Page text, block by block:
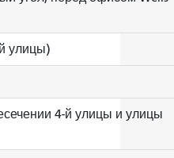
улицы)
4-й улицы и улицы